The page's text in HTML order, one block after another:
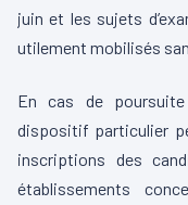
juin et les sujets
utilement mobilisés
En cas de poursuite
dispositif particulier
inscriptions des
établissements